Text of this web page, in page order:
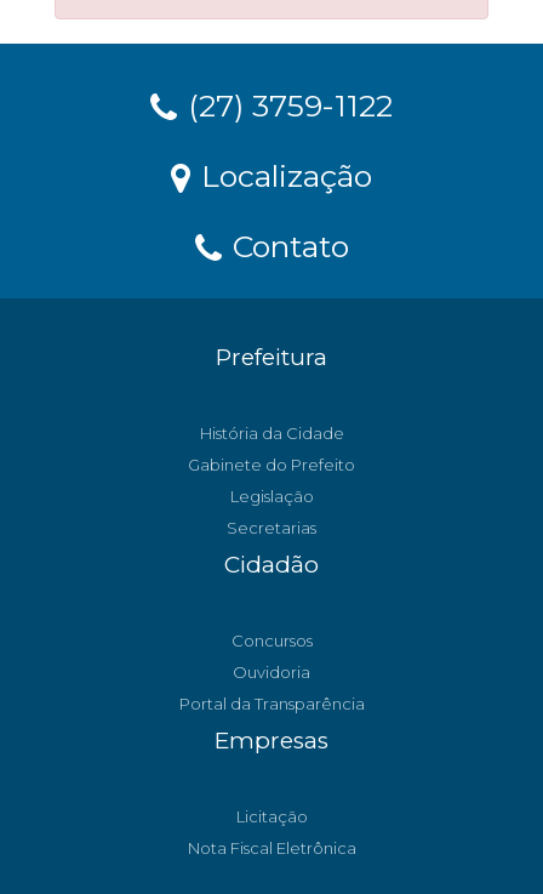
(27) 3759-1122
Localização
Contato
Prefeitura
História da Cidade
Gabinete do Prefeito
Legislação
Secretarias
Cidadão
Concursos
Ouvidoria
Portal da Transparência
Empresas
Licitação
Nota Fiscal Eletrônica